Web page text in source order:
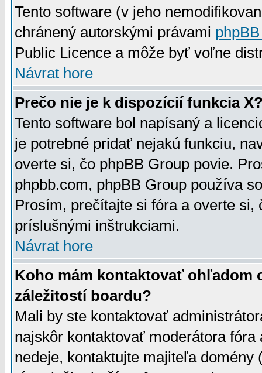
Tento software (v jeho
chránený autorskými právami
Public Licence a môže byť voľne
Návrat hore
Prečo nie je k dispozícií funkcia
Tento software bol napísaný a
je potrebné pridať nejakú funkciu,
overte si, čo phpBB Group povie.
phpbb.com, phpBB Group používa
Prosím, prečítajte si fóra a overte
príslušnými inštrukciami.
Návrat hore
Koho mám kontaktovať ohľadom
záležitostí boardu?
Mali by ste kontaktovať
najskôr kontaktovať moderátora
nedeje, kontaktujte majiteľa